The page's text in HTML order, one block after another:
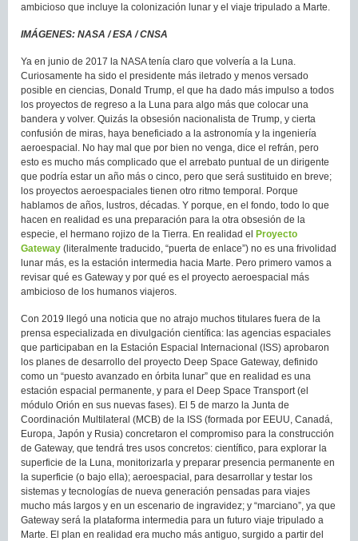
ambicioso que incluye la colonización lunar y el viaje tripulado a Marte.
IMÁGENES: NASA / ESA / CNSA
Ya en junio de 2017 la NASA tenía claro que volvería a la Luna.
Curiosamente ha sido el presidente más iletrado y menos versado
posible en ciencias, Donald Trump, el que ha dado más impulso a todos
los proyectos de regreso a la Luna para algo más que colocar una
bandera y volver. Quizás la obsesión nacionalista de Trump, y cierta
confusión de miras, haya beneficiado a la astronomía y la ingeniería
aeroespacial. No hay mal que por bien no venga, dice el refrán, pero
esto es mucho más complicado que el arrebato puntual de un dirigente
que podría estar un año más o cinco, pero que será sustituido en breve;
los proyectos aeroespaciales tienen otro ritmo temporal. Porque
hablamos de años, lustros, décadas. Y porque, en el fondo, todo lo que
hacen en realidad es una preparación para la otra obsesión de la
especie, el hermano rojizo de la Tierra. En realidad el Proyecto
Gateway (literalmente traducido, “puerta de enlace”) no es una frivolidad
lunar más, es la estación intermedia hacia Marte. Pero primero vamos a
revisar qué es Gateway y por qué es el proyecto aeroespacial más
ambicioso de los humanos viajeros.
Con 2019 llegó una noticia que no atrajo muchos titulares fuera de la
prensa especializada en divulgación científica: las agencias espaciales
que participaban en la Estación Espacial Internacional (ISS) aprobaron
los planes de desarrollo del proyecto Deep Space Gateway, definido
como un “puesto avanzado en órbita lunar” que en realidad es una
estación espacial permanente, y para el Deep Space Transport (el
módulo Orión en sus nuevas fases). El 5 de marzo la Junta de
Coordinación Multilateral (MCB) de la ISS (formada por EEUU, Canadá,
Europa, Japón y Rusia) concretaron el compromiso para la construcción
de Gateway, que tendrá tres usos concretos: científico, para explorar la
superficie de la Luna, monitorizarla y preparar presencia permanente en
la superficie (o bajo ella); aeroespacial, para desarrollar y testar los
sistemas y tecnologías de nueva generación pensadas para viajes
mucho más largos y en un escenario de ingravidez; y “marciano”, ya que
Gateway será la plataforma intermedia para un futuro viaje tripulado a
Marte. El plan en realidad era mucho más antiguo, surgido a partir del